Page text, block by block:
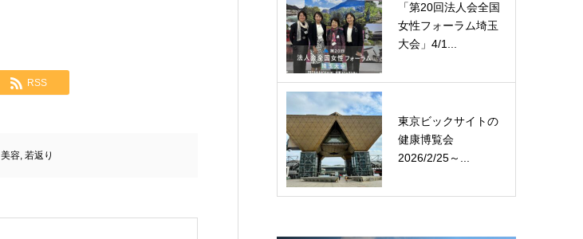
RSS
美容, 若返り
「第20回法人会全国
女性フォーラム埼玉
大会」4/1...
東京ビックサイトの
健康博覧会
2026/2/25～...